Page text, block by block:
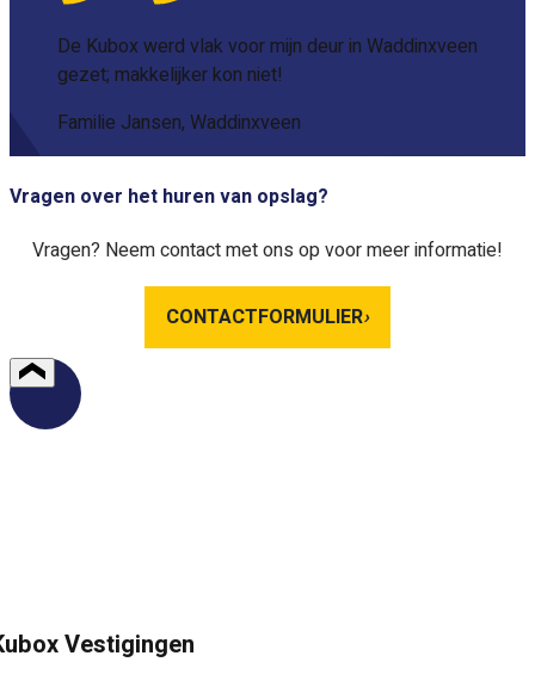
De Kubox werd vlak voor mijn deur in Waddinxveen
gezet; makkelijker kon niet!
Familie Jansen, Waddinxveen
Vragen over het huren van opslag?
Vragen? Neem contact met ons op voor meer informatie!
CONTACTFORMULIER›
Vestigingen